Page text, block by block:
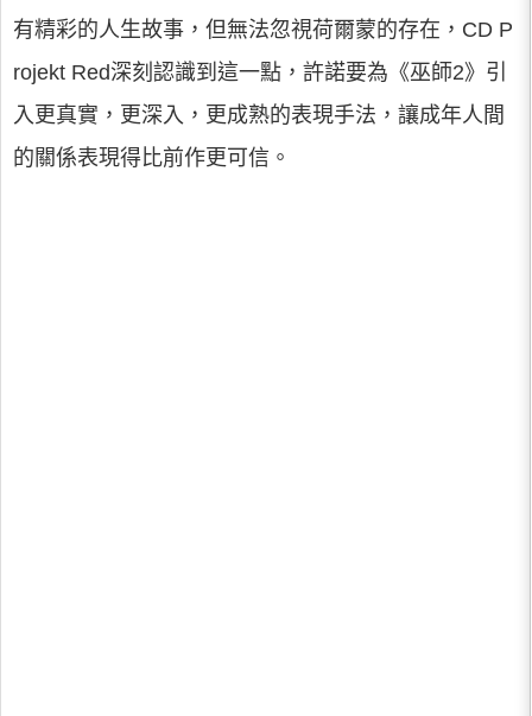
有精彩的人生故事，但無法忽視荷爾蒙的存在，CD P
rojekt Red深刻認識到這一點，許諾要為《巫師2》引
入更真實，更深入，更成熟的表現手法，讓成年人間
的關係表現得比前作更可信。